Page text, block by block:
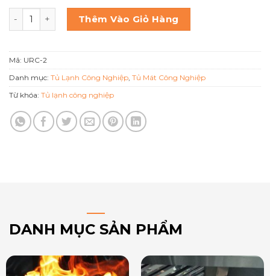
Tủ mát 2 đứng inox URC 2 - TurboCool số lượng
Thêm Vào Giỏ Hàng
Mã: URC-2
Danh mục: Tủ Lạnh Công Nghiệp, Tủ Mát Công Nghiệp
Từ khóa: Tủ lạnh công nghiệp
DANH MỤC SẢN PHẨM